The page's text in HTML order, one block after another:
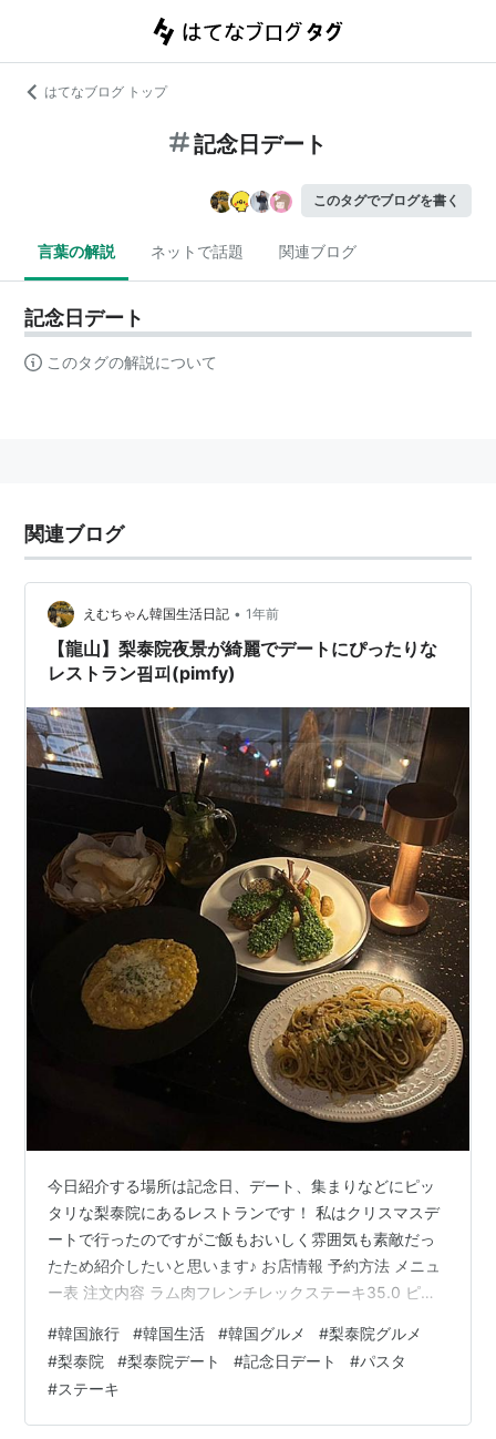
はてなブログ トップ
記念日デート
このタグでブログを書く
言葉の解説 ネットで話題 関連ブログ
記念日デート
このタグの解説について
関連ブログ
えむちゃん韓国生活日記 • 1年前
【龍山】梨泰院夜景が綺麗でデートにぴったりな
レストラン핌피(pimfy)
​今日紹介する場所は記念日、デート、集まりなどにピッ
タリな梨泰院にあるレストランです！ 私はクリスマスデ
ートで行ったのですがご飯もおいしく雰囲気も素敵だっ
たため紹介したいと思います♪ お店情報 予約方法 メニュ
ー表 注文内容 ラム肉フレンチレックステーキ35.0 ピリ
オオーリオ16.0 ノンアルモヒート7.0 まとめ お店情報 핌
프 #pimfy #핌프 🕑12:00-22:00 📍서울 용산구 녹사평대
로40길 46 1층 naver.me 予約方法 ネイバー予約 Catch
Table 窓側席/テーブル席は予約時に選べます♪ 私たち
#韓国旅行 #韓国生活 #韓国グルメ #梨泰院グルメ
#梨泰院 #梨泰院デート #記念日デート #パスタ
#ステーキ